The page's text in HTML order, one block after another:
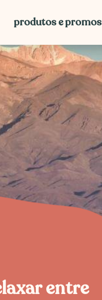
produtos e promos
entre